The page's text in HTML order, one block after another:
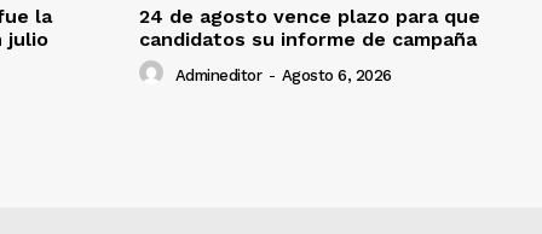
la
julio
24 de agosto vence plazo para que
candidatos su informe de campaña
Admineditor - Agosto 6, 2026